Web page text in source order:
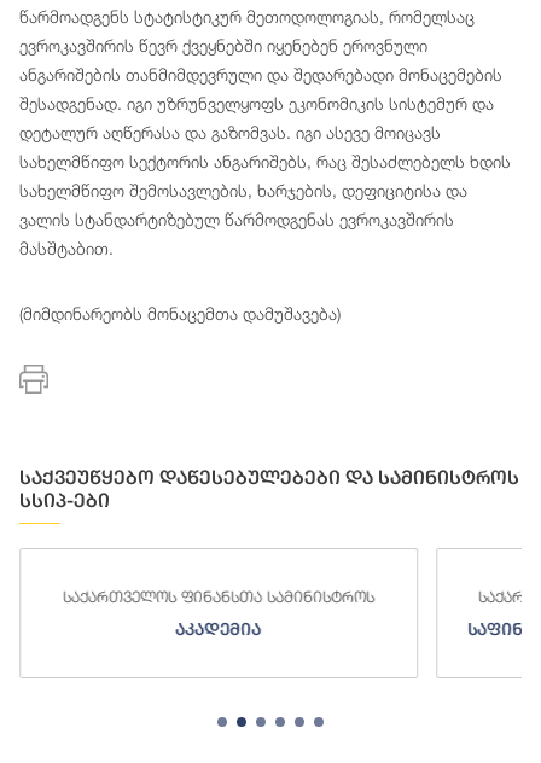
წარმოადგენს სტატისტიკურ მეთოდოლოგიას, რომელსაც
ევროკავშირის წევრ ქვეყნებში იყენებენ ეროვნული
ანგარიშების თანმიმდევრული და შედარებადი მონაცემების
შესადგენად. იგი უზრუნველყოფს ეკონომიკის სისტემურ და
დეტალურ აღწერასა და გაზომვას. იგი ასევე მოიცავს
სახელმწიფო სექტორის ანგარიშებს, რაც შესაძლებელს ხდის
სახელმწიფო შემოსავლების, ხარჯების, დეფიციტისა და
ვალის სტანდარტიზებულ წარმოდგენას ევროკავშირის
მასშტაბით.
(მიმდინარეობს მონაცემთა დამუშავება)
საქვეუწყებო დაწესებულებები და სამინისტროს
სსიპ-ები
საქართველოს ფინანსთა სამინისტროს
აკადემია